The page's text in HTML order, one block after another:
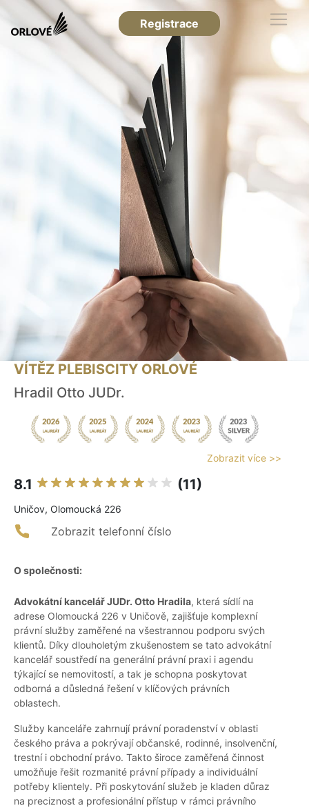
Registrace
VÍTĚZ PLEBISCITY ORLOVÉ
Hradil Otto JUDr.
Zobrazit více >>
8.1 (11)
Uničov, Olomoucká 226
Zobrazit telefonní číslo
O společnosti:
Advokátní kancelář JUDr. Otto Hradila, která sídlí na
adrese Olomoucká 226 v Uničově, zajišťuje komplexní
právní služby zaměřené na všestrannou podporu svých
klientů. Díky dlouholetým zkušenostem se tato advokátní
kancelář soustředí na generální právní praxi i agendu
týkající se nemovitostí, a tak je schopna poskytovat
odborná a důsledná řešení v klíčových právních
oblastech.
Služby kanceláře zahrnují právní poradenství v oblasti
českého práva a pokrývají občanské, rodinné, insolvenční,
trestní i obchodní právo. Takto široce zaměřená činnost
umožňuje řešit rozmanité právní případy a individuální
potřeby klientely. Při poskytování služeb je kladen důraz
na preciznost a profesionální přístup v rámci právního